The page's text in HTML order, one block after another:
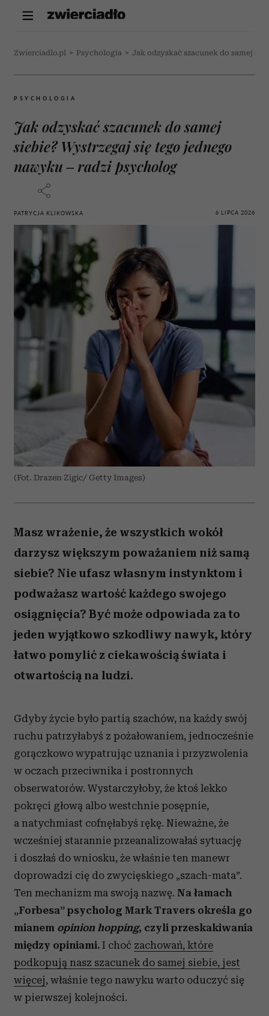
Zwierciadlo.pl > Psychologia > Jak odzyskać szacunek do samej
PSYCHOLOGIA
Jak odzyskać szacunek do samej
siebie? Wystrzegaj się tego jednego
nawyku – radzi psycholog
PATRYCJA KLIKOWSKA 6 LIPCA 2026
(Fot. Drazen Zigic/ Getty Images)
Masz wrażenie, że wszystkich wokół
darzysz większym poważaniem niż samą
siebie? Nie ufasz własnym instynktom i
podważasz wartość każdego swojego
osiągnięcia? Być może odpowiada za to
jeden wyjątkowo szkodliwy nawyk, który
łatwo pomylić z ciekawością świata i
otwartością na ludzi.
Gdyby życie było partią szachów, na każdy swój
ruchu patrzyłabyś z pożałowaniem, jednocześnie
gorączkowo wypatrując uznania i przyzwolenia
w oczach przeciwnika i postronnych
obserwatorów. Wystarczyłoby, że ktoś lekko
pokręci głową albo westchnie posępnie,
a natychmiast cofnęłabyś rękę. Nieważne, że
wcześniej starannie przeanalizowałaś sytuację
i doszłaś do wniosku, że właśnie ten manewr
doprowadzi cię do zwycięskiego „szach-mata”.
Ten mechanizm ma swoją nazwę. Na łamach
„Forbesa” psycholog Mark Travers określa go
mianem opinion hopping, czyli przeskakiwania
między opiniami. I choć zachowań, które
podkopują nasz szacunek do samej siebie, jest
więcej, właśnie tego nawyku warto oduczyć się
w pierwszej kolejności.